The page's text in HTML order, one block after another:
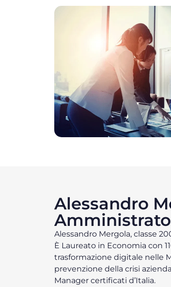
Alessandro
Alessandro Mergola, classe
È Laureato in Economia con
trasformazione digitale nelle
prevenzione della crisi
Manager certificati d’Italia.